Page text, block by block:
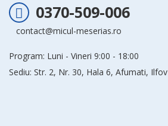
0370-509-006
contact@micul-meserias.ro
Program: Luni - Vineri 9:00 - 18:00
Sediu: Str. 2, Nr. 30, Hala 6, Afumati, Ilfov